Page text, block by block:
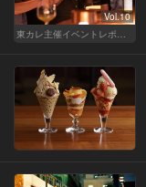
Vol.10
東カレ主催イベントレポート